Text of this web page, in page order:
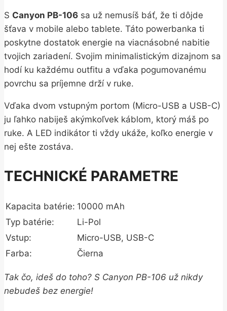
S Canyon PB-106 sa už nemusíš báť, že ti dôjde
šťava v mobile alebo tablete. Táto powerbanka ti
poskytne dostatok energie na viacnásobné nabitie
tvojich zariadení. Svojim minimalistickým dizajnom sa
hodí ku každému outfitu a vďaka pogumovanému
povrchu sa príjemne drží v ruke.
Vďaka dvom vstupným portom (Micro-USB a USB-C)
ju ľahko nabiješ akýmkoľvek káblom, ktorý máš po
ruke. A LED indikátor ti vždy ukáže, koľko energie v
nej ešte zostáva.
TECHNICKÉ PARAMETRE
Kapacita batérie: 10000 mAh
Typ batérie:
Li-Pol
Vstup:
Micro-USB, USB-C
Farba:
Čierna
Tak čo, ideš do toho? S Canyon PB-106 už nikdy
nebudeš bez energie!